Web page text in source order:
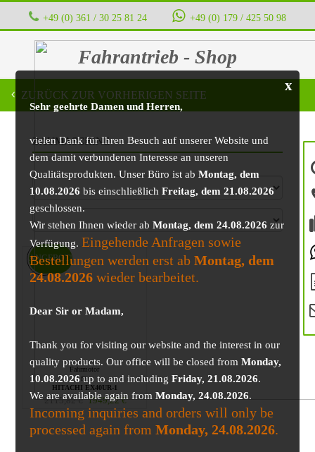
+49 (0) 361 / 30 25 81 24 ‭ ‭ ‭ ‭ +49 (0) 179 / 425 50 98
Fahrantrieb - Shop
x
Sehr geehrte Damen und Herren,
vielen Dank für Ihren Besuch auf unserer Website und
dem damit verbundenen Interesse an unseren
Qualitätsprodukten. Unser Büro ist abMontag, dem
10.08.2026 bis einschließlichFreitag, dem 21.08.2026
geschlossen.
Wir stehen Ihnen wieder abMontag, dem 24.08.2026 zur
Verfügung. Eingehende Anfragen sowie
Bestellungen werden erst abMontag, dem
24.08.2026 wieder bearbeitet.
Dear Sir or Madam,
Thank you for visiting our website and the interest in our
quality products. Our office will be closed fromMonday,
10.08.2026up to and includingFriday, 21.08.2026.
We are available again fromMonday, 24.08.2026.
Incoming inquiries and orders will only be
processed again fromMonday, 24.08.2026.
ZURÜCK ZUR VORHERIGEN SEITE
BAUMASCHINE
Fahrmotor
für
HITACHI EX40UR-1
2115,82€ 1949,22€
ANGEBOT!